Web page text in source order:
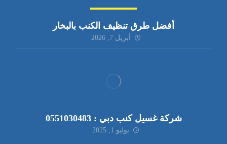
أفضل طرق تنظيف الكنب بالبخار
أبريل 7, 2026
شركة غسيل كنب دبي : 0551030483
يوليو 1, 2025